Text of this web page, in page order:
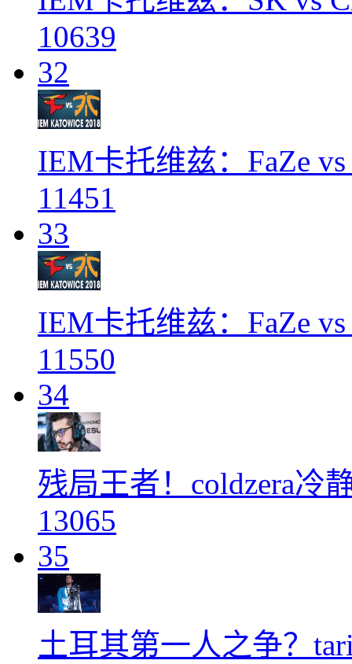
10639
32
IEM卡托维兹：FaZe
11451
33
IEM卡托维兹：FaZe
11550
34
残局王者！coldzera冷
13065
35
土耳其第一人之争？